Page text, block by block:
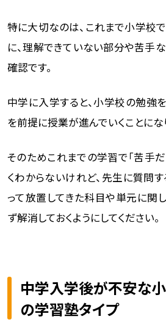
特に大切なのは、これまで小学校
に、理解できていない部分や苦手
確認です。
中学に入学すると、小学校の勉強
を前提に授業が進んでいくことにな
そのためこれまでの学習で「苦手だ
くわからないけれど、先生に質問す
って放置してきた科目や単元に関
ず解消しておくようにしてください。
中学入学後が不安な
の学習塾タイプ